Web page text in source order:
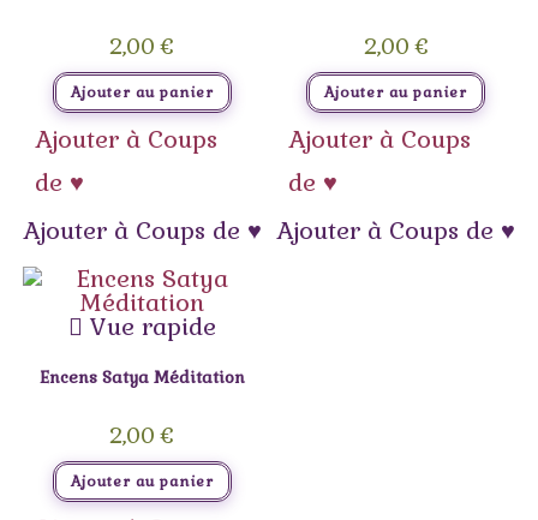
2,00€
Ajouter au panier
Ajouter à Coups
de ♥
Ajouter à Coups de ♥
2,00€
Ajouter au panier
Ajouter à Coups
de ♥
Ajouter à Coups de ♥
Vue rapide
Encens Satya Méditation
2,00€
Ajouter au panier